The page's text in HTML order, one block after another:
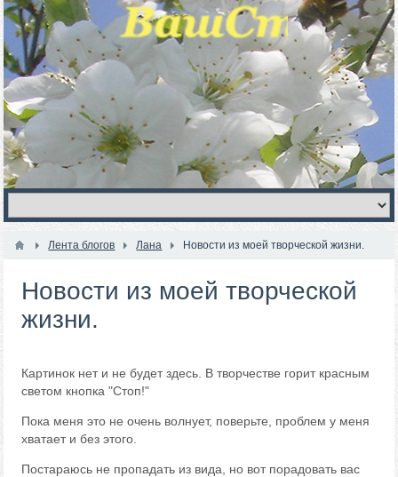
Лента блогов Лана Новости из моей творческой жизни.
Новости из моей творческой
жизни.
Картинок нет и не будет здесь. В творчестве горит красным
светом кнопка "Стоп!"
Пока меня это не очень волнует, поверьте, проблем у меня
хватает и без этого.
Постараюсь не пропадать из вида, но вот порадовать вас